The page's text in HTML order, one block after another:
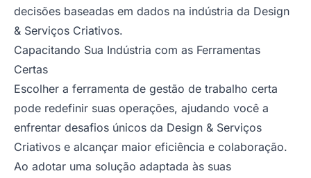
decisões baseadas em dados na indústria da Design
& Serviços Criativos.
Capacitando Sua Indústria com as Ferramentas
Certas
Escolher a ferramenta de gestão de trabalho certa
pode redefinir suas operações, ajudando você a
enfrentar desafios únicos da Design & Serviços
Criativos e alcançar maior eficiência e colaboração.
Ao adotar uma solução adaptada às suas